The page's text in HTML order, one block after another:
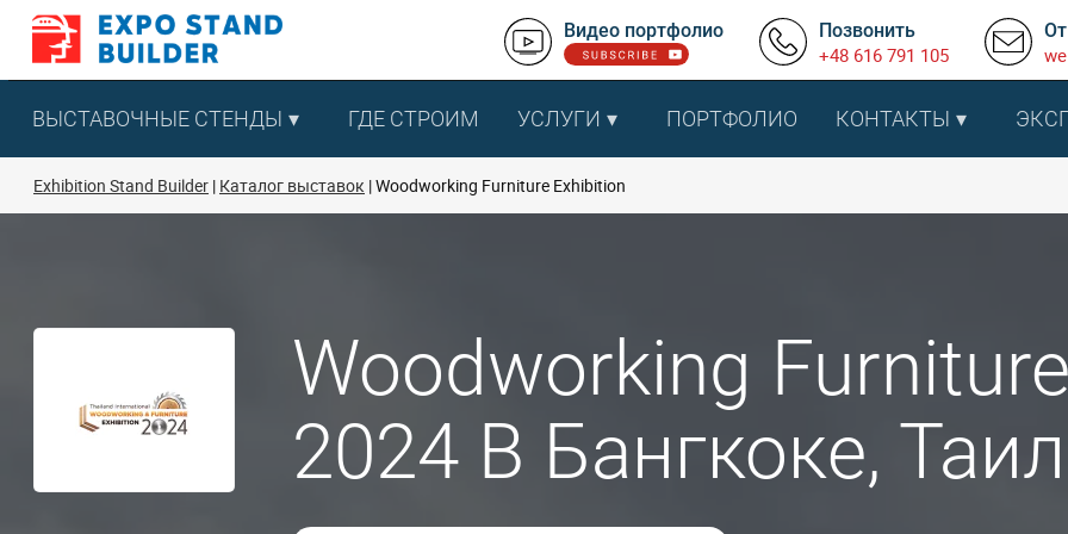
Перейти
содержанию
Видео портфолио Позвонить
+48 616 791 105
ВЫСТАВОЧНЫЕ СТЕНДЫ ГДЕ СТРОИМ УСЛУГИ ПОРТФОЛИО КОНТАКТЫ
Exhibition Stand Builder Каталог выставок Woodworking Furniture Exhibition
Woodworking
2024 В Бангкоке,